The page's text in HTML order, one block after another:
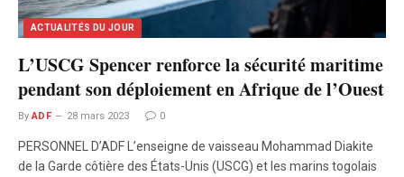
ACTUALITÉS DU JOUR
L’USCG Spencer renforce la sécurité maritime
pendant son déploiement en Afrique de l’Ouest
By ADF 28 mars 2023 0
PERSONNEL D’ADF L’enseigne de vaisseau Mohammad Diakite
de la Garde côtière des États-Unis (USCG) et les marins togolais